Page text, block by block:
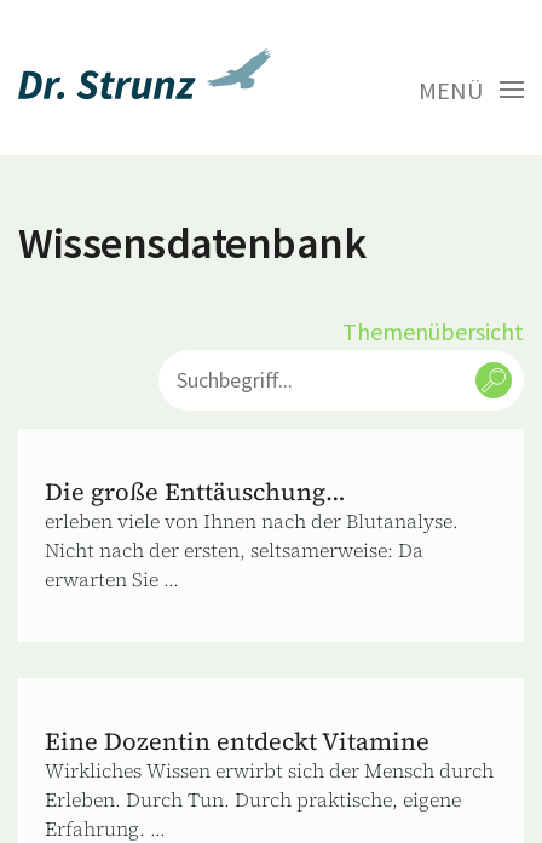
MENÜ
Wissensdatenbank
Themenübersicht
Die große Enttäuschung…
erleben viele von Ihnen nach der Blutanalyse.
Nicht nach der ersten, seltsamerweise: Da
erwarten Sie ...
Eine Dozentin entdeckt Vitamine
Wirkliches Wissen erwirbt sich der Mensch durch
Erleben. Durch Tun. Durch praktische, eigene
Erfahrung. ...